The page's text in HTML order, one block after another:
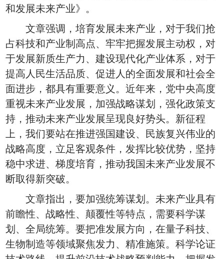
和发展未来产业》。
文章强调，培育发展未来产业，对于我们抢
占科技和产业制高点、牢牢把握发展主动权，对
于发展新质生产力、建设现代化产业体系，对于
提高人民生活品质、促进人的全面发展和社会全
面进步，都具有重要意义。近年来，党中央高度
重视未来产业发展，加强战略谋划，强化政策支
持，推动未来产业发展呈现良好势头。新征程
上，我们要站在推进强国建设、民族复兴伟业的
战略高度，立足客观条件，发挥比较优势，坚持
稳中求进、梯度培育，推动我国未来产业发展不
断取得新突破。
文章指出，要加强统筹谋划。未来产业具有
前瞻性、战略性、颠覆性等特点，需要科学谋
划、全局统筹。要把准发展方向，在量子科技、
生物制造等领域聚焦发力、精准施策。科学论证